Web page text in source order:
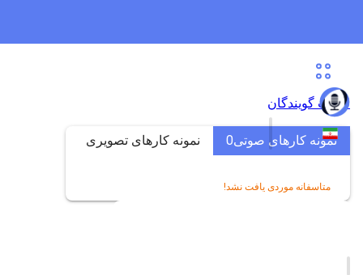
لیست گویندگان
نمونه کارهای صوتی0 نمونه کارهای تصویری
متاسفانه موردی یافت نشد!